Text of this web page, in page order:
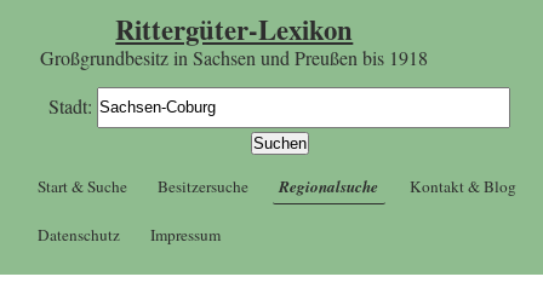
Rittergüter-Lexikon
Großgrundbesitz in Sachsen und Preußen bis 1918
Stadt:
Start & Suche Besitzersuche Regionalsuche Kontakt & Blog
Datenschutz Impressum